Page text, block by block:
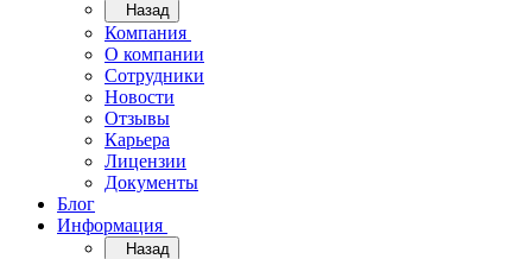
Назад
Компания
О компании
Сотрудники
Новости
Отзывы
Карьера
Лицензии
Документы
Блог
Информация
Назад